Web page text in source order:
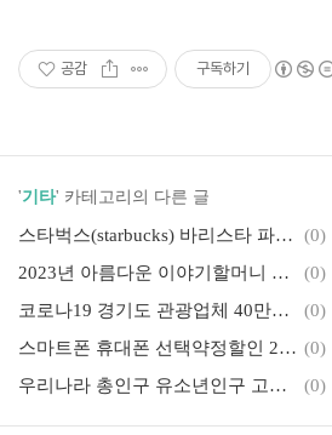
공감 구독하기
'기타' 카테고리의 다른 글
스타벅스(starbucks) 바리스타 파트너 취직 알바 채용공고 지원조건 근무조건 급여 시급 보너스 상여금 복리후생 안내
(0)
2023년 아름다운 이야기할머니 실버이야기예술인 선발 대상 신청 방법 알아봅시다
(0)
코로나19 경기도 관광업체 40만원 지급 신청 내용 방법 안내(코로나19 위기대응 운영지원금)
(0)
스마트폰 휴대폰 선택약정할인 25% 요금 할인 대상 단말기 확인 방법 알아보기(단말기 식별번호 IMEI 확인 방법) (0)
우리나라 총인구 유소년인구 고령인구 연령별 인구구조 예상 예측 정보 (2020년~2070년 장래인구추계 안내)
(0)